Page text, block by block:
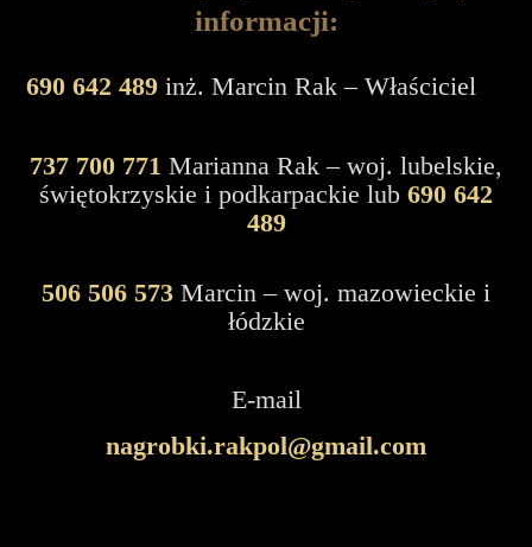
informacji:
690 642 489inż. Marcin Rak – Właściciel
737 700 771 Marianna Rak – woj. lubelskie,
świętokrzyskie i podkarpackie lub 690 642
489
506 506 573 Marcin – woj. mazowieckie i
łódzkie
E-mail
nagrobki.rakpol@gmail.com